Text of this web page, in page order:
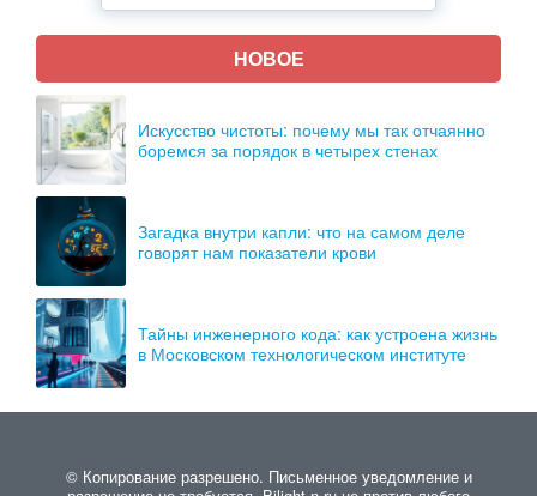
НОВОЕ
Искусство чистоты: почему мы так отчаянно
боремся за порядок в четырех стенах
Загадка внутри капли: что на самом деле
говорят нам показатели крови
Тайны инженерного кода: как устроена жизнь
в Московском технологическом институте
© Копирование разрешено. Письменное уведомление и